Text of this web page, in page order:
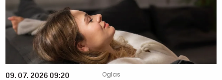
09. 07. 2026 09:20